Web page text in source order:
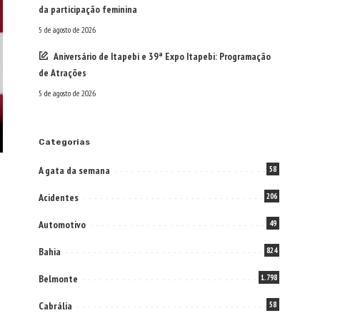
da participação feminina
5 de agosto de 2026
Aniversário de Itapebi e 39ª Expo Itapebi: Programação
de Atrações
5 de agosto de 2026
Categorias
A gata da semana 58
Acidentes 206
Automotivo 49
Bahia 824
Belmonte 1.798
Cabrália 58